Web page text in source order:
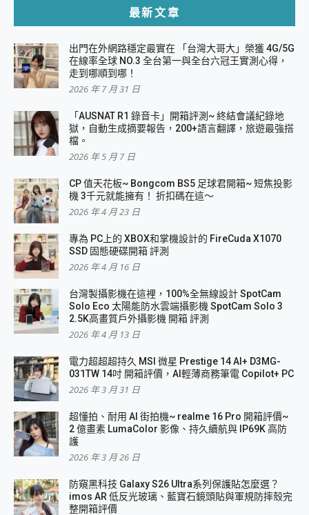
最新文章
出門在外網路穩定最實在 「台灣大哥大」榮獲 4G/5G
在線率全球 NO.3 全台第一與全台六冠王實測心得，
走到哪順到哪！
2026 年 7 月 31 日
「AUSNAT R1 錄音卡」開箱評測~ 終結會議紀錄地
獄，自動生成摘要報告，200+語言翻譯，旅遊最強搭
檔。
2026 年 5 月 7 日
CP 值天花板~ Bongcom BS5 足球君開箱~ 短焦投影
機 3千元就能擁有！ 折扣碼在這～
2026 年 4 月 23 日
專為 PC上的 XBOX和掌機設計的 FireCuda X1070
SSD 固態硬碟開箱 評測
2026 年 4 月 16 日
台灣製攝影機在這裡，100%全無線設計 SpotCam
Solo Eco 太陽能防水雲端攝影機 SpotCam Solo 3
2.5K高畫質戶外攝影機 開箱 評測
2026 年 4 月 13 日
電力超超超持久 MSI 微星 Prestige 14 AI+ D3MG-
031TW 14吋 開箱評價，AI輕薄商務筆電 Copilot+ PC
2026 年 3 月 31 日
超懂拍、耐用 AI 街拍機~ realme 16 Pro 開箱評價~
2 億畫素 LumaColor 影像、持久續航與 IP69K 高防
護
2026 年 3 月 26 日
防窺黑科技 Galaxy S26 Ultra系列保護貼怎麼選？
imos AR 低反光玻璃、藍寶石鏡頭貼與軍規防摔殼完
整開箱評價